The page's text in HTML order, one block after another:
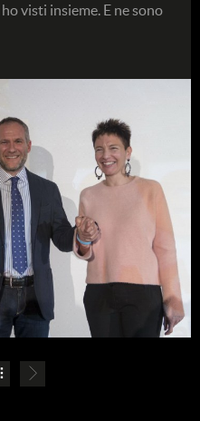
visti insieme. E ne sono